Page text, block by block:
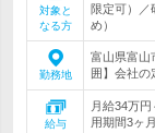
対象と
なる方
限定可）／
め）
勤務地
富山県富山
囲】会社の
給与
月給34万
用期間3ヶ